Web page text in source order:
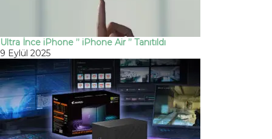
Ultra İnce iPhone ” iPhone Air ” Tanıtıldı
9 Eylül 2025